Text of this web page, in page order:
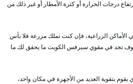
درجات الحرارة أو كثرة الأمطار أو غير ذلك من
الزراعية، فإن كنت تملك مزرعة فلا بأس
تجد في مقوي سيرفس الكويت ما يحقق لك ما
يقوم بتقوية العديد من الأجهزة في مكان واحد،